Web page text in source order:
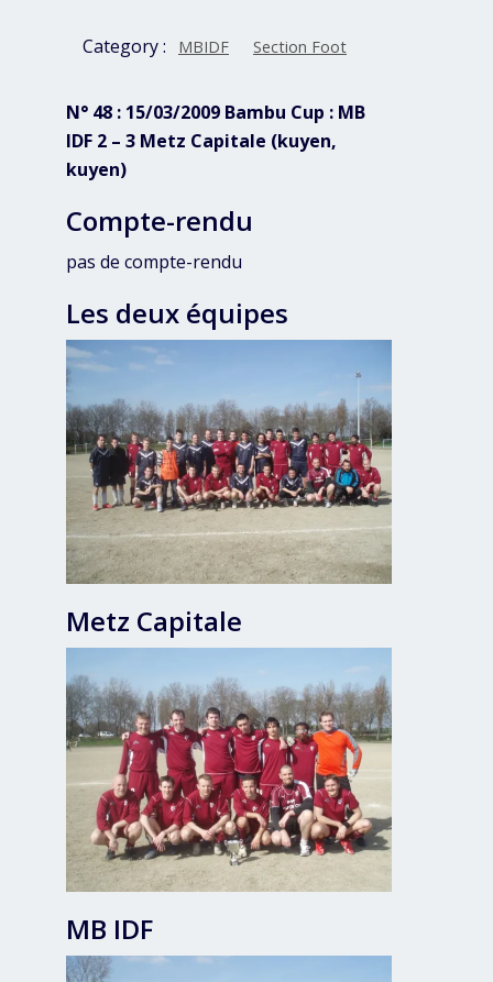
Category : MBIDF Section Foot
N° 48 : 15/03/2009 Bambu Cup : MB
IDF 2 – 3 Metz Capitale (kuyen,
kuyen)
Compte-rendu
pas de compte-rendu
Les deux équipes
Metz Capitale
MB IDF